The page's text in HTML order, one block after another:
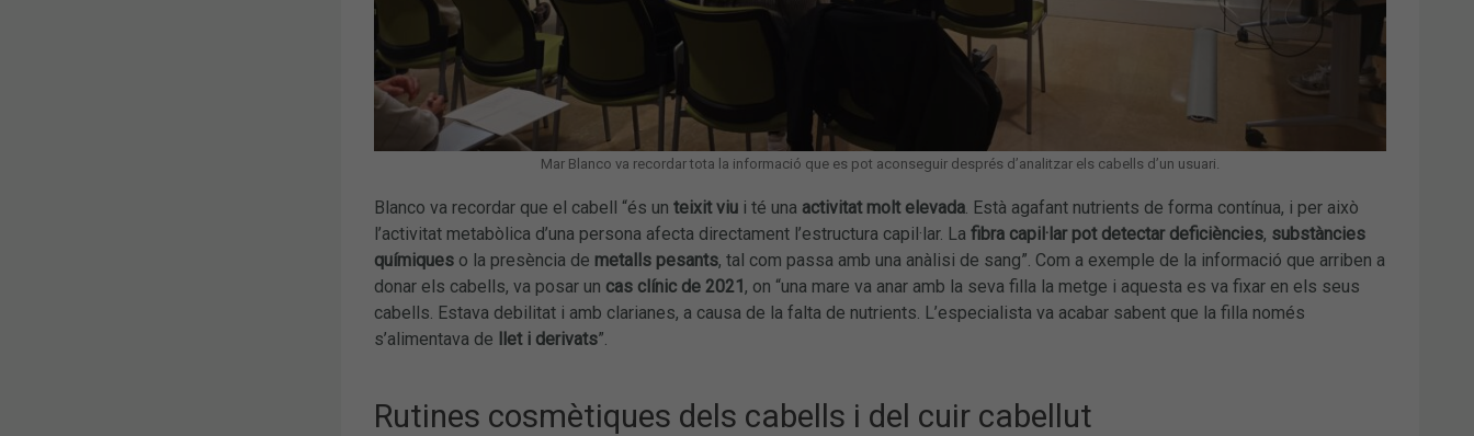
Mar Blanco va recordar tota la informació que es pot aconseguir després d’analitzar els cabells d’un usuari.
Blanco va recordar que el cabell “és un teixit viui té una activitat molt elevada. Està agafant nutrients de forma contínua, i per això
l’activitat metabòlica d’una persona afecta directament l’estructura capil·lar. La fibra capil·lar pot detectar deficiències, substàncies
químiques o la presència de metalls pesants, tal com passa amb una anàlisi de sang”. Com a exemple de la informació que arriben a
donar els cabells, va posar un cas clínic de 2021 , on “una mare va anar amb la seva filla la metge i aquesta es va fixar en els seus
cabells. Estava debilitat i amb clarianes, a causa de la falta de nutrients. L’especialista va acabar sabent que la filla només
s’alimentava de llet i derivats”.
Rutines cosmètiques dels cabells i del cuir cabellut